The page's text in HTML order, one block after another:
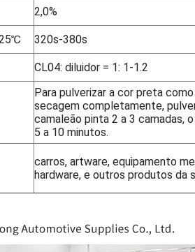
2,0%
320s-380s
CL04: diluidor = 1: 1-1.2
Para pulverizar a cor preta
secagem completamente,
camaleão pinta 2 a 3 camadas,
5 a 10 minutos.
carros, artware, equipamento
hardware, e outros produtos da